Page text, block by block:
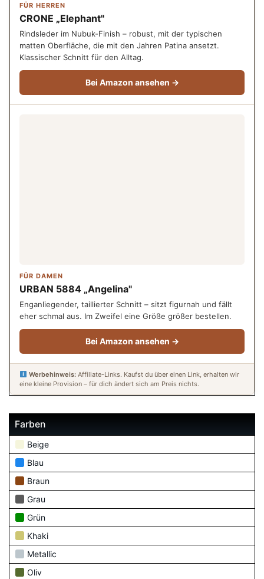
FÜR HERREN
CRONE „Elephant"
Rindsleder im Nubuk-Finish – robust, mit der typischen
matten Oberfläche, die mit den Jahren Patina ansetzt.
Klassischer Schnitt für den Alltag.
Bei Amazon ansehen →
FÜR DAMEN
URBAN 5884 „Angelina"
Enganliegender, taillierter Schnitt – sitzt figurnah und fällt
eher schmal aus. Im Zweifel eine Größe größer bestellen.
Bei Amazon ansehen →
Werbehinweis:Affiliate-Links. Kaufst du über einen Link, erhalten wir
eine kleine Provision – für dich ändert sich am Preis nichts.
Farben
Beige
Blau
Braun
Grau
Grün
Khaki
Metallic
Oliv